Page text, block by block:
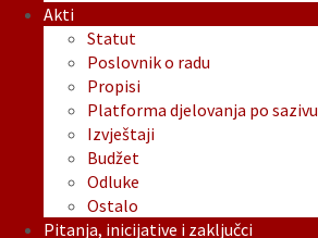
Akti
Statut
Poslovnik o radu
Propisi
Platforma djelovanja po sazivu
Izvještaji
Budžet
Odluke
Ostalo
Pitanja, inicijative i zaključci